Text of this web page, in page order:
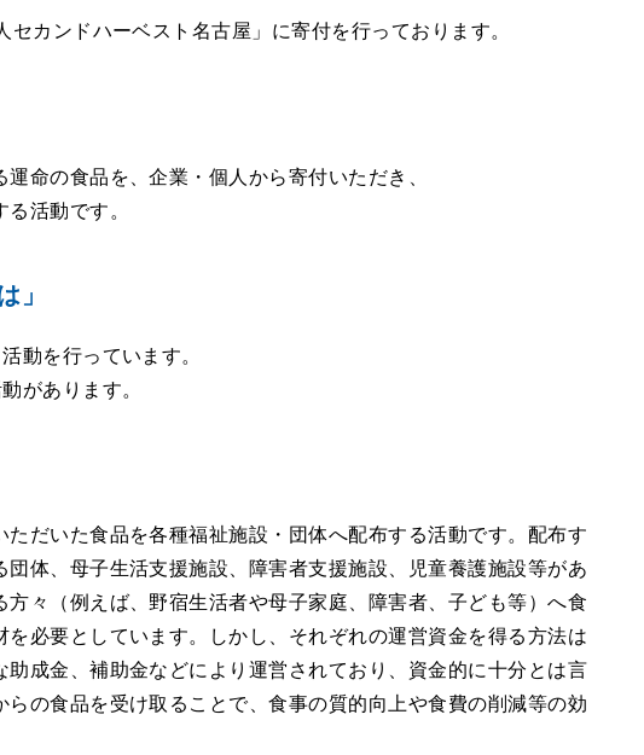
カンドハーベスト名古屋」に寄付を行っております。
命の食品を、企業・個人から寄付いただき、
活動です。
」
動を行っています。
があります。
だいた食品を各種福祉施設・団体へ配布する活動です。配布す
体、母子生活支援施設、障害者支援施設、児童養護施設等があ
々（例えば、野宿生活者や母子家庭、障害者、子ども等）へ食
必要としています。しかし、それぞれの運営資金を得る方法は
成金、補助金などにより運営されており、資金的に十分とは言
の食品を受け取ることで、食事の質的向上や食費の削減等の効